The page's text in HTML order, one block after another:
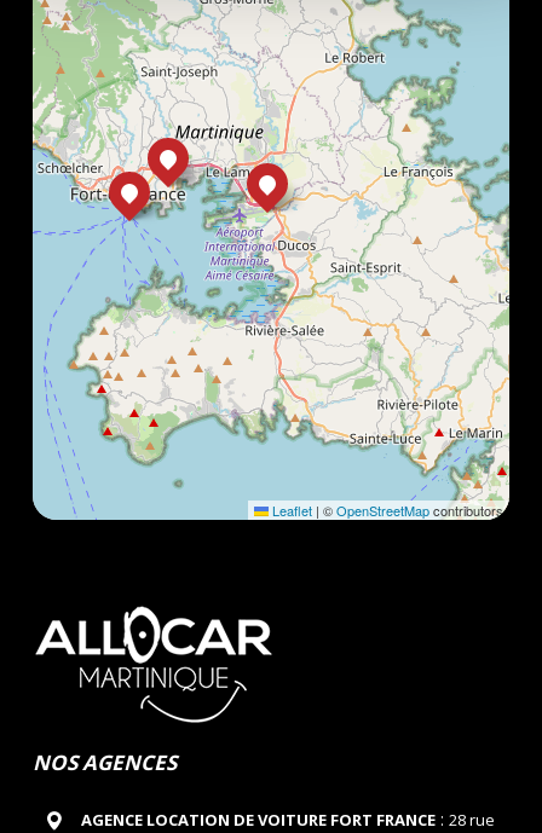
Leaflet | ©OpenStreetMapcontributors
NOS AGENCES
AGENCE LOCATION DE VOITURE FORT FRANCE: 28 rue